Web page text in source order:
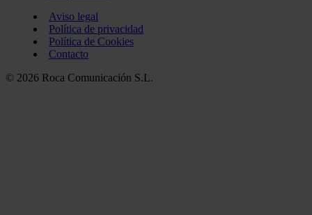
Aviso legal
Política de privacidad
Política de Cookies
Contacto
© 2026 Roca Comunicación S.L.